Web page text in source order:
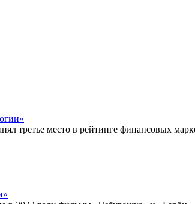
третье место в рейтинге финансовых